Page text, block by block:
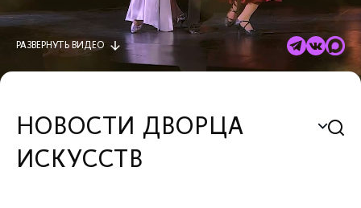
РАЗВЕРНУТЬ ВИДЕО
НОВОСТИ ДВОРЦА
ИСКУССТВ